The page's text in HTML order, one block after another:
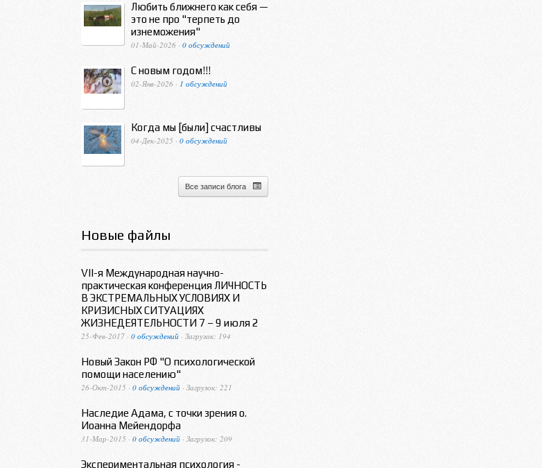
Любить ближнего как себя —
это не про "терпеть до
изнеможения"
01-Май-2026 · 0 обсуждений
С новым годом!!!
02-Янв-2026 · 1 обсуждений
Когда мы [были] счастливы
04-Дек-2025 · 0 обсуждений
Все записи блога
Новые файлы
VII-я Международная научно-
практическая конференция ЛИЧНОСТЬ
В ЭКСТРЕМАЛЬНЫХ УСЛОВИЯХ И
КРИЗИСНЫХ СИТУАЦИЯХ
ЖИЗНЕДЕЯТЕЛЬНОСТИ 7 – 9 июля 2
25-Фев-2017 · 0 обсуждений · Загрузок: 194
Новый Закон РФ "О психологической
помощи населению"
26-Окт-2015 · 0 обсуждений · Загрузок: 221
Наследие Адама, с точки зрения о.
Иоанна Мейендорфа
31-Мар-2015 · 0 обсуждений · Загрузок: 209
Экспериментальная психология -